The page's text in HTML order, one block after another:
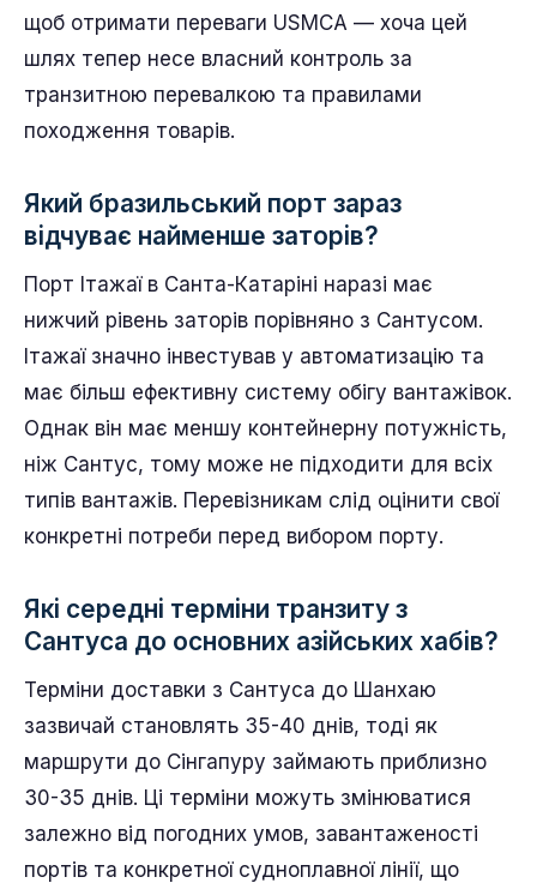
щоб отримати переваги USMCA — хоча цей
шлях тепер несе власний контроль за
транзитною перевалкою та правилами
походження товарів.
Який бразильський порт зараз
відчуває найменше заторів?
Порт Ітажаї в Санта-Катаріні наразі має
нижчий рівень заторів порівняно з Сантусом.
Ітажаї значно інвестував у автоматизацію та
має більш ефективну систему обігу вантажівок.
Однак він має меншу контейнерну потужність,
ніж Сантус, тому може не підходити для всіх
типів вантажів. Перевізникам слід оцінити свої
конкретні потреби перед вибором порту.
Які середні терміни транзиту з
Сантуса до основних азійських хабів?
Терміни доставки з Сантуса до Шанхаю
зазвичай становлять 35-40 днів, тоді як
маршрути до Сінгапуру займають приблизно
30-35 днів. Ці терміни можуть змінюватися
залежно від погодних умов, завантаженості
портів та конкретної судноплавної лінії, що